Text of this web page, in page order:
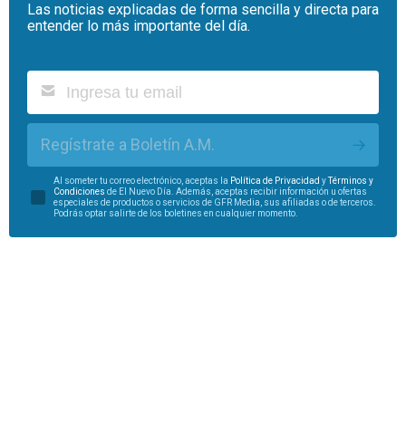
Las noticias explicadas de forma sencilla y directa para
entender lo más importante del día.
Regístrate a Boletín A.M.
Al someter tu correo electrónico, aceptas la Política de Privacidad yTérminos y
Condiciones de El Nuevo Día. Además, aceptas recibir información u ofertas
especiales de productos o servicios de GFR Media, sus afiliadas o de terceros.
Podrás optar salirte de los boletines en cualquier momento.